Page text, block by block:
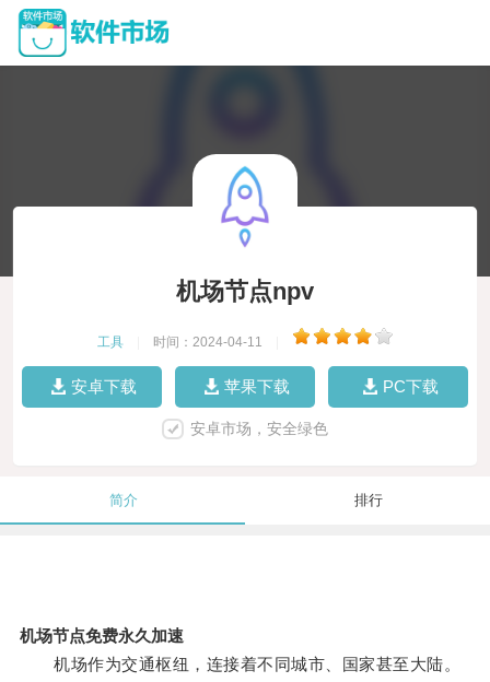
机场节点npv
工具 时间：2024-04-11
安卓下载 苹果下载 PC下载
安卓市场，安全绿色
简介 排行
机场节点免费永久加速
机场作为交通枢纽，连接着不同城市、国家甚至大陆。